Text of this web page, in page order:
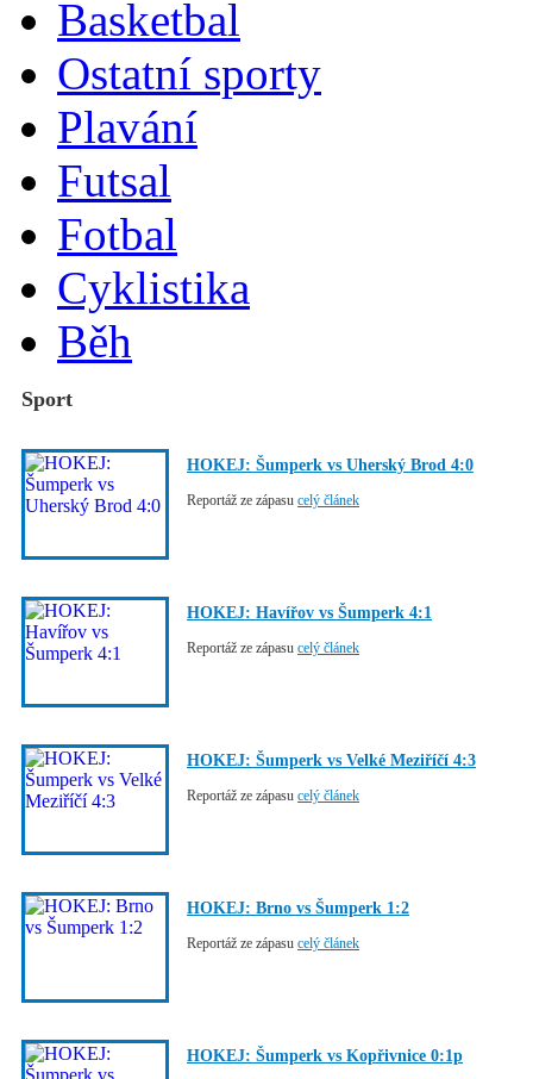
Basketbal
Ostatní sporty
Plavání
Futsal
Fotbal
Cyklistika
Běh
Sport
HOKEJ: Šumperk vs Uherský Brod 4:0
Reportáž ze zápasu celý článek
HOKEJ: Havířov vs Šumperk 4:1
Reportáž ze zápasu celý článek
HOKEJ: Šumperk vs Velké Meziříčí 4:3
Reportáž ze zápasu celý článek
HOKEJ: Brno vs Šumperk 1:2
Reportáž ze zápasu celý článek
HOKEJ: Šumperk vs Kopřivnice 0:1p